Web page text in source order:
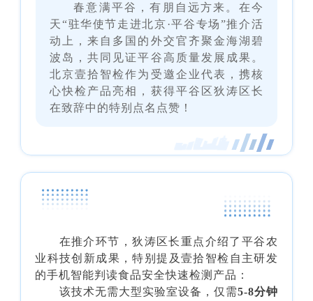
春意满平谷，有朋自远方来。在今
天“驻华使节走进北京·平谷专场”推介活
动上，来自多国的外交官齐聚金海湖碧
波岛，共同见证平谷高质量发展成果。
北京壹拾智检作为受邀企业代表，携核
心快检产品亮相，获得平谷区狄涛区长
在致辞中的特别点名点赞！
在推介环节，狄涛区长重点介绍了平谷农
业科技创新成果，特别提及壹拾智检自主研发
的手机智能判读食品安全快速检测产品：
该技术无需大型实验室设备，仅需5-8分钟